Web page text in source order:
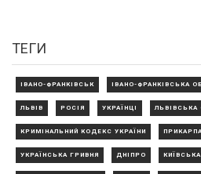
ТЕГИ
ІВАНО-ФРАНКІВСЬК ІВАНО-ФРАНКІВСЬКА
ЛЬВІВ РОСІЯ УКРАЇНЦІ ЛЬВІВСЬКА
КРИМІНАЛЬНИЙ КОДЕКС УКРАЇНИ
УКРАЇНСЬКА ГРИВНЯ ДНІПРО